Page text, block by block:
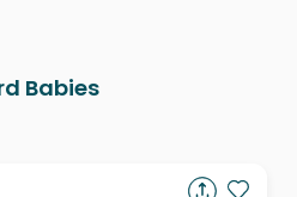
Babies